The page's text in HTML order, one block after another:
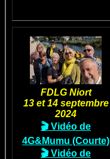
FDLG Niort
13 et 14 septembre
2024
🎬 Vidéo de
4G&Mumu (Courte)
🎬 Vidéo de